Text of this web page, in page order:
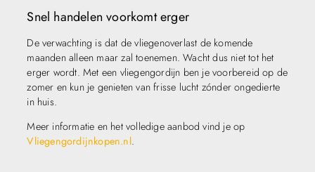
Snel handelen voorkomt erger
De verwachting is dat de vliegenoverlast de komende
maanden alleen maar zal toenemen. Wacht dus niet tot het
erger wordt. Met een vliegengordijn ben je voorbereid op de
zomer en kun je genieten van frisse lucht zónder ongedierte
in huis.
Meer informatie en het volledige aanbod vind je op
Vliegengordijnkopen.nl.